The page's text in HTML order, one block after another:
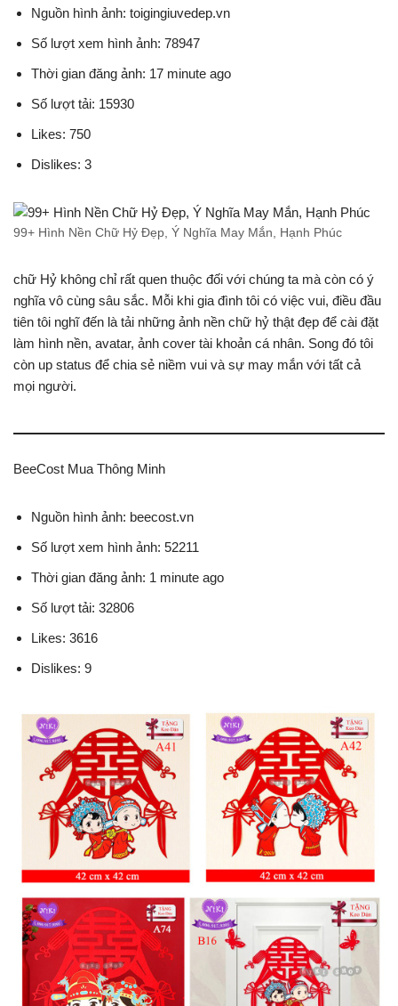
Nguồn hình ảnh: toigingiuvedep.vn
Số lượt xem hình ảnh: 78947
Thời gian đăng ảnh: 17 minute ago
Số lượt tải: 15930
Likes: 750
Dislikes: 3
99+ Hình Nền Chữ Hỷ Đẹp, Ý Nghĩa May Mắn, Hạnh Phúc
chữ Hỷ không chỉ rất quen thuộc đối với chúng ta mà còn có ý
nghĩa vô cùng sâu sắc. Mỗi khi gia đình tôi có việc vui, điều đầu
tiên tôi nghĩ đến là tải những ảnh nền chữ hỷ thật đẹp để cài đặt
làm hình nền, avatar, ảnh cover tài khoản cá nhân. Song đó tôi
còn up status để chia sẻ niềm vui và sự may mắn với tất cả
mọi người.
BeeCost Mua Thông Minh
Nguồn hình ảnh: beecost.vn
Số lượt xem hình ảnh: 52211
Thời gian đăng ảnh: 1 minute ago
Số lượt tải: 32806
Likes: 3616
Dislikes: 9